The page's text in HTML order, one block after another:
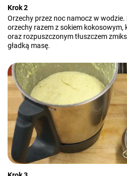
Krok 2
Orzechy przez noc namocz w
orzechy razem z sokiem kokosowym,
oraz rozpuszczonym tłuszczem
gładką masę.